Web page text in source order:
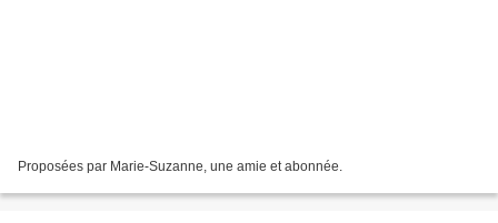
Proposées par Marie-Suzanne, une amie et abonnée.